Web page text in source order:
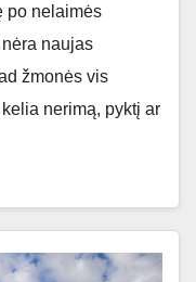
po nelaimės
naujas
žmonės vis
nerimą, pyktį ar